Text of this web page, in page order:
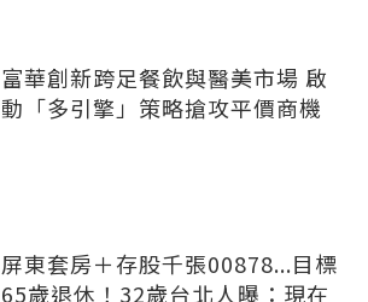
富華創新跨足餐飲與醫美市場 啟
動「多引擎」策略搶攻平價商機
屏東套房＋存股千張00878...目標
65歲退休！32歲台北人曝：現在